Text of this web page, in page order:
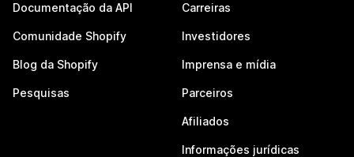
Documentação da API
Comunidade Shopify
Blog da Shopify
Pesquisas
Carreiras
Investidores
Imprensa e mídia
Parceiros
Afiliados
Informações jurídicas